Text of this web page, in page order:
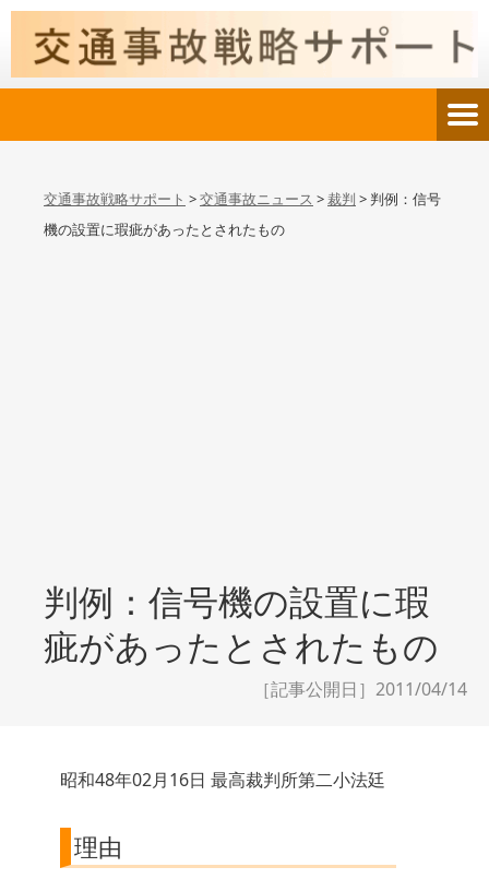
交通事故戦略サポート >交通事故ニュース >裁判 > 判例：信号
機の設置に瑕疵があったとされたもの
判例：信号機の設置に瑕
疵があったとされたもの
［記事公開日］2011/04/14
昭和48年02月16日 最高裁判所第二小法廷
理由